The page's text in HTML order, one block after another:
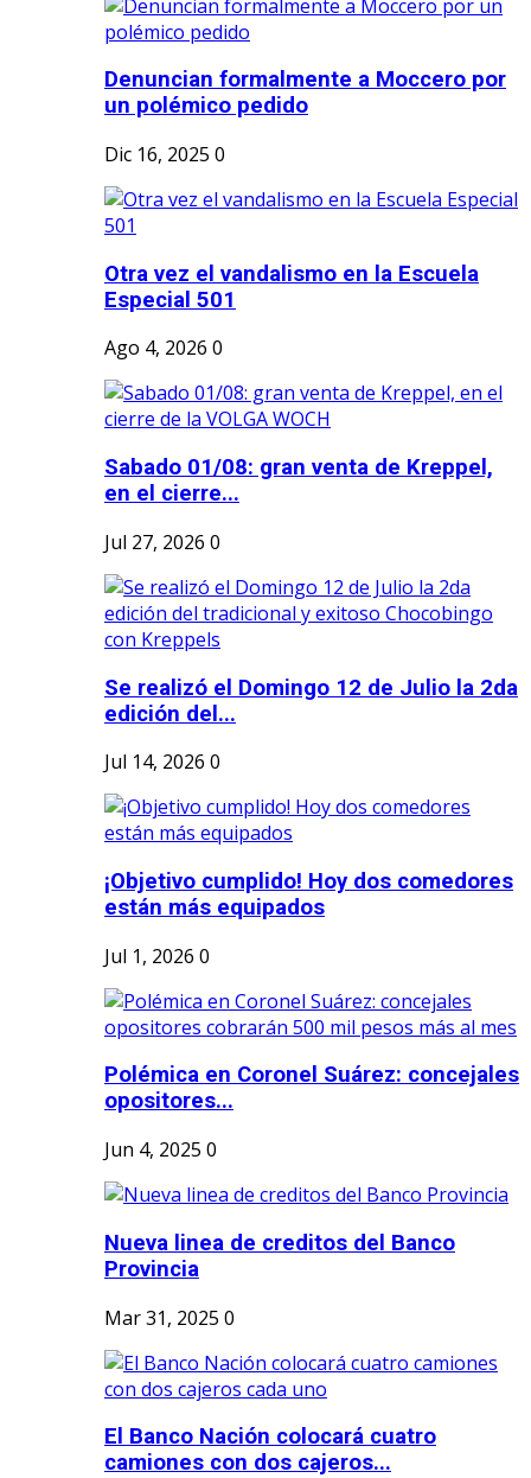
Denuncian formalmente a Moccero por
un polémico pedido
Dic 16, 2025 0
Otra vez el vandalismo en la Escuela
Especial 501
Ago 4, 2026 0
Sabado 01/08: gran venta de Kreppel,
en el cierre...
Jul 27, 2026 0
Se realizó el Domingo 12 de Julio la 2da
edición del...
Jul 14, 2026 0
¡Objetivo cumplido! Hoy dos comedores
están más equipados
Jul 1, 2026 0
Polémica en Coronel Suárez: concejales
opositores...
Jun 4, 2025 0
Nueva linea de creditos del Banco
Provincia
Mar 31, 2025 0
El Banco Nación colocará cuatro
camiones con dos cajeros...